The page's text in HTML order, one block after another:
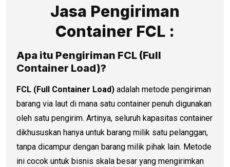
Jasa Pengiriman
Container FCL :
Apa itu Pengiriman FCL (Full
Container Load)?
FCL (Full Container Load) adalah metode pengiriman
barang via laut di mana satu container penuh digunakan
oleh satu pengirim. Artinya, seluruh kapasitas container
dikhususkan hanya untuk barang milik satu pelanggan,
tanpa dicampur dengan barang milik pihak lain. Metode
ini cocok untuk bisnis skala besar yang mengirimkan